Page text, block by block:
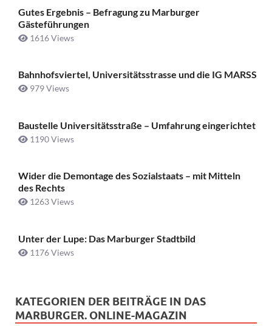
Gutes Ergebnis – Befragung zu Marburger
Gästeführungen
1616 Views
Bahnhofsviertel, Universitätsstrasse und die IG MARSS
979 Views
Baustelle Universitätsstraße ­– Umfahrung eingerichtet
1190 Views
Wider die Demontage des Sozialstaats – mit Mitteln
des Rechts
1263 Views
Unter der Lupe: Das Marburger Stadtbild
1176 Views
KATEGORIEN DER BEITRÄGE IN DAS
MARBURGER. ONLINE-MAGAZIN